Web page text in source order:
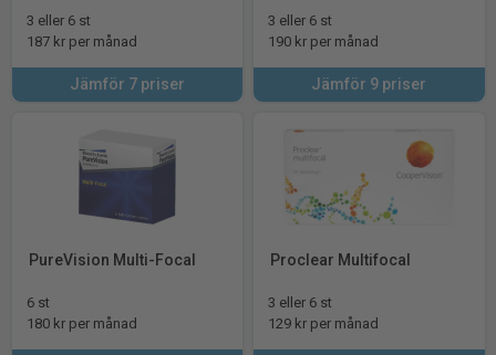
3 eller 6 st
187 kr per månad
Jämför 7 priser
3 eller 6 st
190 kr per månad
Jämför 9 priser
PureVision Multi-Focal
6 st
180 kr per månad
Proclear Multifocal
3 eller 6 st
129 kr per månad